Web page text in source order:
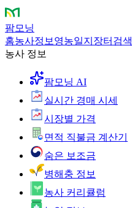
팜모닝
홈농사정보 영농일지 장터 검색
농사 정보
팜모닝 AI
실시간 경매 시세
시장별 가격
면적 직불금 계산기
숨은 보조금
병해충 정보
농사 커리큘럼